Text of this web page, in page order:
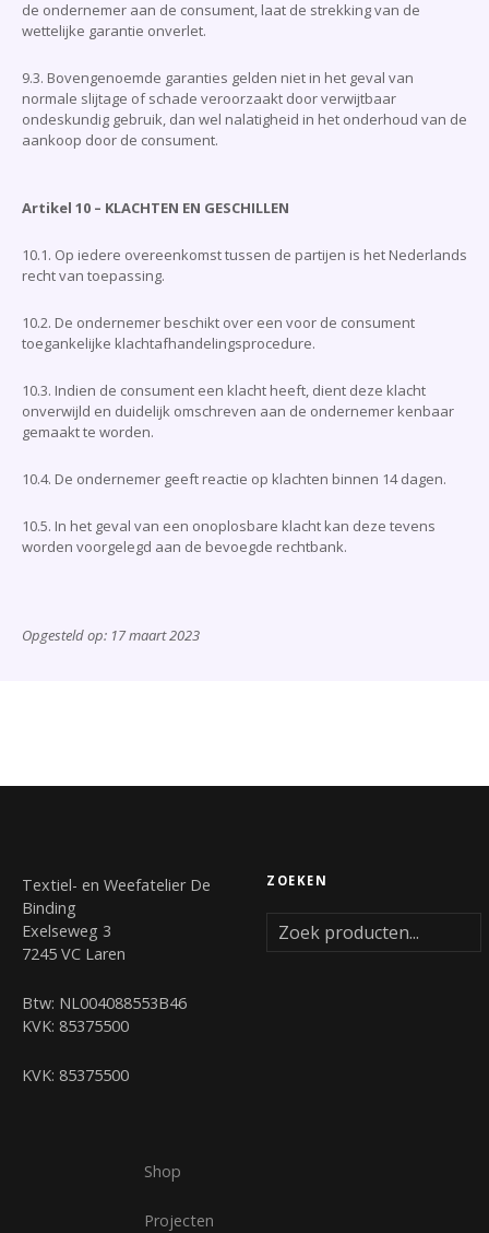
de ondernemer aan de consument, laat de strekking van de
wettelijke garantie onverlet.
9.3. Bovengenoemde garanties gelden niet in het geval van
normale slijtage of schade veroorzaakt door verwijtbaar
ondeskundig gebruik, dan wel nalatigheid in het onderhoud van de
aankoop door de consument.
Artikel 10 – KLACHTEN EN GESCHILLEN
10.1. Op iedere overeenkomst tussen de partijen is het Nederlands
recht van toepassing.
10.2. De ondernemer beschikt over een voor de consument
toegankelijke klachtafhandelingsprocedure.
10.3. Indien de consument een klacht heeft, dient deze klacht
onverwijld en duidelijk omschreven aan de ondernemer kenbaar
gemaakt te worden.
10.4. De ondernemer geeft reactie op klachten binnen 14 dagen.
10.5. In het geval van een onoplosbare klacht kan deze tevens
worden voorgelegd aan de bevoegde rechtbank.
Opgesteld op: 17 maart 2023
Textiel- en Weefatelier De
Binding
Exelseweg 3
7245 VC Laren
Btw: NL004088553B46
KVK: 85375500
KVK: 85375500
ZOEKEN
Shop
Projecten